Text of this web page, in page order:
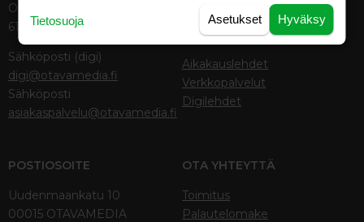
Otavamedian vaihde (09) 156
61
Sähköposti (digi)
digi@otavamedia.fi
Sähköposti
asiakaspalvelu@otavamedia.fi
TUOTTEET
Aikakauslehdet
Verkkopalvelut
Digilehdet
POSTIOSOITE
Uudenmaankatu 10
00015 OTAVAMEDIA
OTA YHTEYTTÄ
Toimitus
Palautelomake
Hyväksy
Asetukset
Tietosuoja